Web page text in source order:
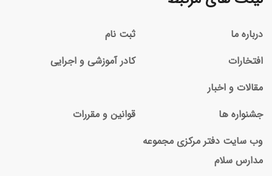
درباره ما
ثبت نام
افتخارات
کادر آموزشی و اجرایی
مقالات و اخبار
جشنواره ها
قوانین و مقررات
وب سایت دفتر مرکزی مجموعه
مدارس سلام